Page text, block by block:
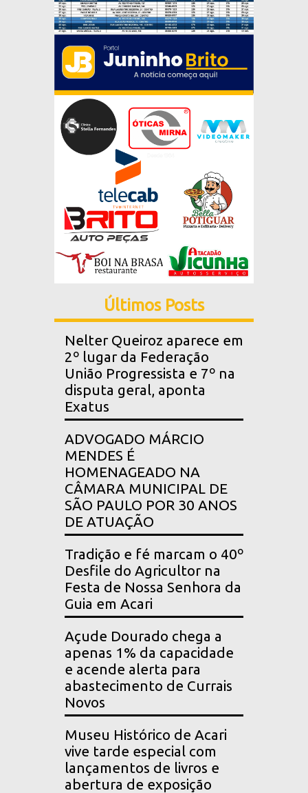
Últimos Posts
Nelter Queiroz aparece em
2º lugar da Federação
União Progressista e 7º na
disputa geral, aponta
Exatus
ADVOGADO MÁRCIO
MENDES É
HOMENAGEADO NA
CÂMARA MUNICIPAL DE
SÃO PAULO POR 30 ANOS
DE ATUAÇÃO
Tradição e fé marcam o 40º
Desfile do Agricultor na
Festa de Nossa Senhora da
Guia em Acari
Açude Dourado chega a
apenas 1% da capacidade
e acende alerta para
abastecimento de Currais
Novos
Museu Histórico de Acari
vive tarde especial com
lançamentos de livros e
abertura de exposição